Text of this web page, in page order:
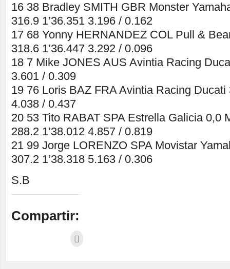
16 38 Bradley SMITH GBR Monster
316.9 1’36.351 3.196 / 0.162
17 68 Yonny HERNANDEZ COL Pull &
318.6 1’36.447 3.292 / 0.096
18 7 Mike JONES AUS Avintia Racing
3.601 / 0.309
19 76 Loris BAZ FRA Avintia Racing Ducati
4.038 / 0.437
20 53 Tito RABAT SPA Estrella Galicia 0,0
288.2 1’38.012 4.857 / 0.819
21 99 Jorge LORENZO SPA Movistar
307.2 1’38.318 5.163 / 0.306
S.B
Compartir: